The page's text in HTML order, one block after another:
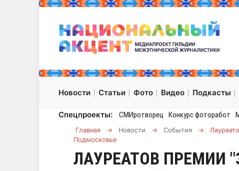
Новости Статьи Фото Видео Подкасты
Спецпроекты: СМИротворец Конкурс фоторабот
Главная → Новости → События →
Подмосковье
ЛАУРЕАТОВ ПРЕМИИ